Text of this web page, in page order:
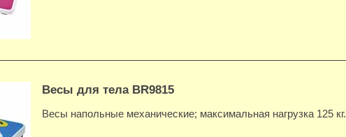
Весы для тела BR9815
Весы напольные механические; максимальная нагрузка 125 кг.